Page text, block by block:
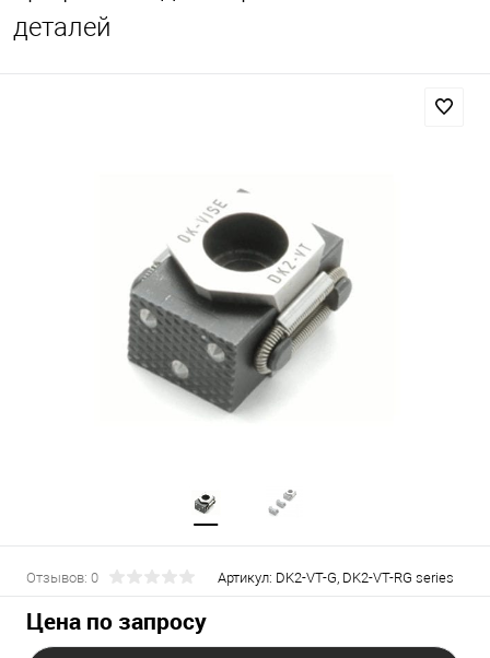
деталей
Отзывов: 0 Артикул: DK2-VT-G, DK2-VT-RG series
Цена по запросу